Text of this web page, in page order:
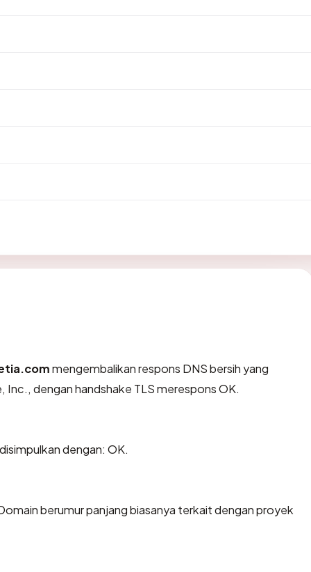
mengembalikan respons DNS bersih yang
Inc., dengan handshake TLS merespons OK.
dengan: OK.
berumur panjang biasanya terkait dengan proyek